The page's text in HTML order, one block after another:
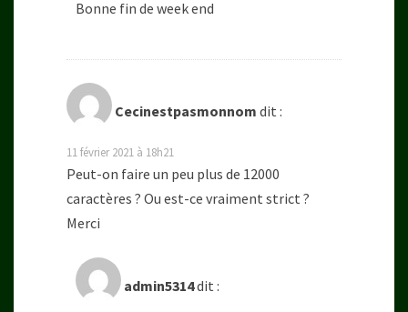
Bonne fin de week end
Cecinestpasmonnom dit :
11 février 2021 à 18h21
Peut-on faire un peu plus de 12000
caractères ? Ou est-ce vraiment strict ?
Merci
admin5314dit :